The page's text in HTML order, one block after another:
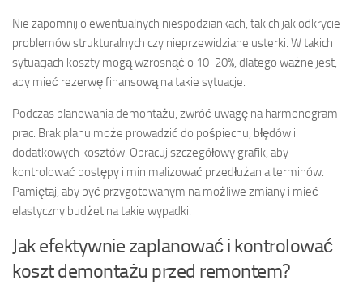
Nie zapomnij o ewentualnych niespodziankach, takich jak odkrycie
problemów strukturalnych czy nieprzewidziane usterki. W takich
sytuacjach koszty mogą wzrosnąć o 10-20%, dlatego ważne jest,
aby mieć rezerwę finansową na takie sytuacje.
Podczas planowania demontażu, zwróć uwagę na harmonogram
prac. Brak planu może prowadzić do pośpiechu, błędów i
dodatkowych kosztów. Opracuj szczegółowy grafik, aby
kontrolować postępy i minimalizować przedłużania terminów.
Pamiętaj, aby być przygotowanym na możliwe zmiany i mieć
elastyczny budżet na takie wypadki.
Jak efektywnie zaplanować i kontrolować
koszt demontażu przed remontem?